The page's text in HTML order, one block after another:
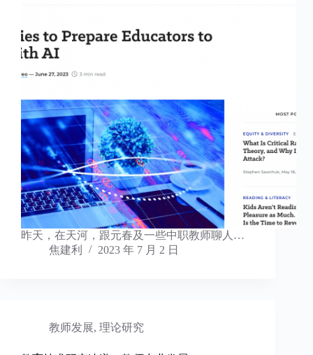
昨天，在天河，跟元春及一些中职教师聊人…
焦建利
2023 年 7 月 2 日
教师发展, 理论研究